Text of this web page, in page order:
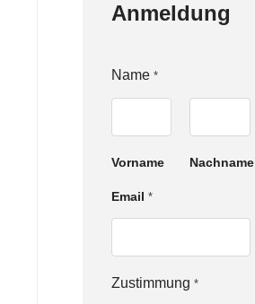
Anmeldung
Name *
Vorname Nachname
Email *
E
Zustimmung *